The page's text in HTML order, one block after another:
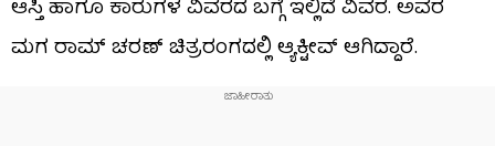
ಆಸ್ತಿ ಹಾಗೂ ಕಾರುಗಳ ವಿವರದ ಬಗ್ಗೆ ಇಲ್ಲಿದೆ ವಿವರ. ಅವರ
ಮಗ ರಾಮ್ ಚರಣ್ ಚಿತ್ರರಂಗದಲ್ಲಿ ಆ್ಯಕ್ಟೀವ್ ಆಗಿದ್ದಾರೆ.